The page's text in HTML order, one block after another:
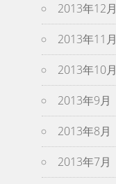
2013年12月
2013年11月
2013年10月
2013年9月
2013年8月
2013年7月